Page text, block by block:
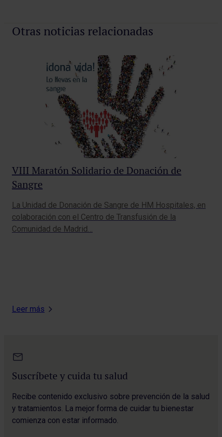
Otras noticias relacionadas
VIII Maratón Solidario de Donación de
Sangre
La Unidad de Donación de Sangre de HM Hospitales, en
colaboración con el Centro de Transfusión de la
Comunidad de Madrid…
Leer más
Suscríbete y cuida tu salud
Recibe contenido exclusivo sobre prevención de la salud
y tratamientos. La mejor forma de cuidar tu bienestar
comienza con estar informado.